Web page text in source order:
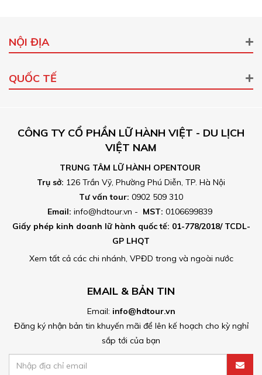
NỘI ĐỊA
QUỐC TẾ
CÔNG TY CỔ PHẦN LỮ HÀNH VIỆT - DU LỊCH
VIỆT NAM
TRUNG TÂM LỮ HÀNH OPENTOUR
Trụ sở: 126 Trần Vỹ, Phường Phú Diễn, TP. Hà Nội
Tư vấn tour: 0902 509 310
Email: info@hdtour.vn - MST: 0106699839
Giấy phép kinh doanh lữ hành quốc tế: 01-778/2018/ TCDL-
GP LHQT
Xem tất cả các chi nhánh, VPĐD trong và ngoài nước
EMAIL & BẢN TIN
Email: info@hdtour.vn
Đăng ký nhận bản tin khuyến mãi để lên kế hoạch cho kỳ nghỉ
sắp tới của bạn